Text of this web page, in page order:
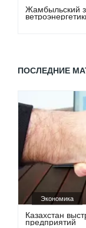
Жамбыльский
ПОСЛЕДНИЕ
Экономика
Казахстан
предприятий